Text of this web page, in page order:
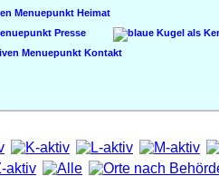
Heimat
Presse
Kontakt